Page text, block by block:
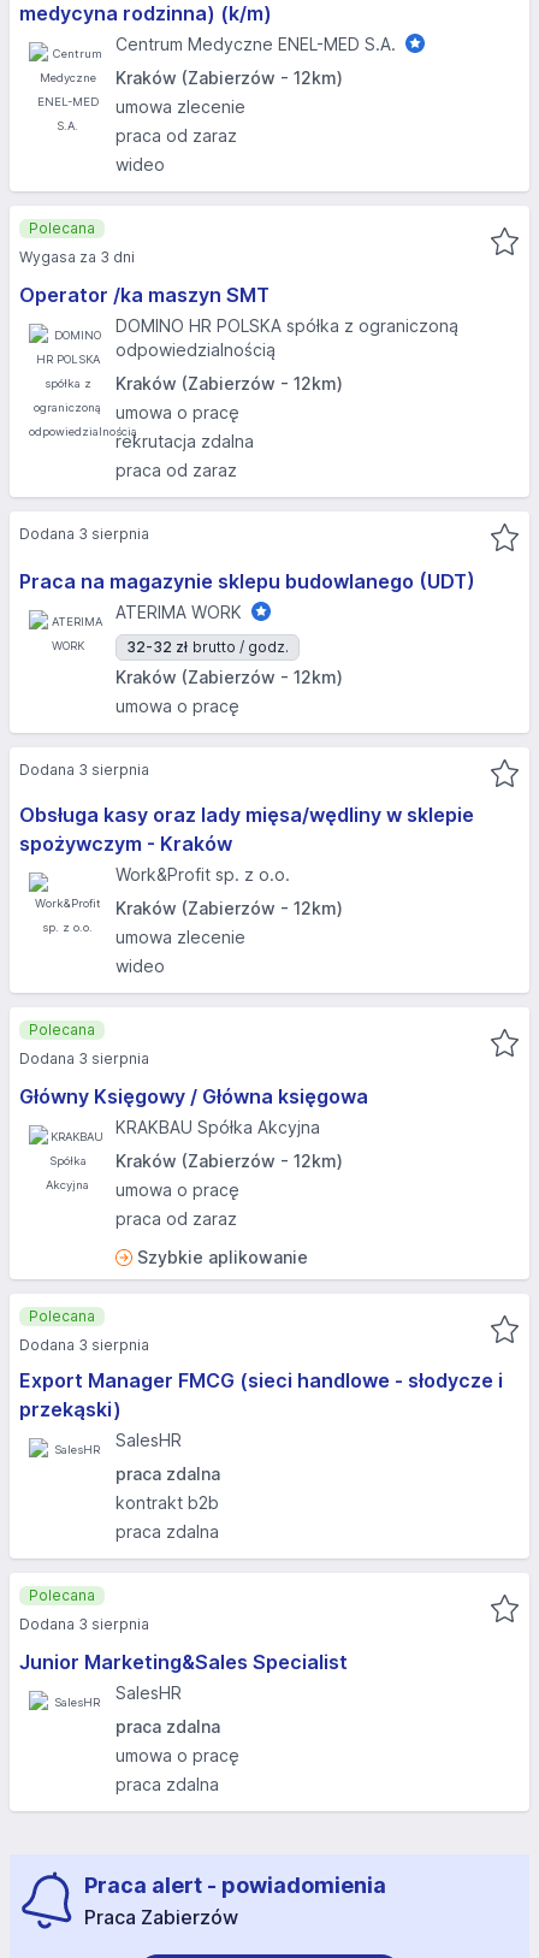
medycyna rodzinna) (k/m)
Centrum Medyczne ENEL-MED S.A.
Kraków (Zabierzów - 12km)
umowa zlecenie
praca od zaraz
wideo
Operator /ka maszyn SMT
DOMINO HR POLSKA spółka z ograniczoną
odpowiedzialnością
Kraków (Zabierzów - 12km)
umowa o pracę
rekrutacja zdalna
praca od zaraz
Polecana
Wygasa za 3 dni
Praca na magazynie sklepu budowlanego (UDT)
ATERIMA WORK
32-32 zł brutto / godz.
Kraków (Zabierzów - 12km)
umowa o pracę
Dodana 3 sierpnia
Obsługa kasy oraz lady mięsa/wędliny w sklepie
spożywczym - Kraków
Work&Profit sp. z o.o.
Kraków (Zabierzów - 12km)
umowa zlecenie
wideo
Dodana 3 sierpnia
Główny Księgowy / Główna księgowa
KRAKBAU Spółka Akcyjna
Kraków (Zabierzów - 12km)
umowa o pracę
praca od zaraz
Szybkie aplikowanie
Polecana
Dodana 3 sierpnia
Export Manager FMCG (sieci handlowe - słodycze i
przekąski)
SalesHR
praca zdalna
kontrakt b2b
praca zdalna
Polecana
Dodana 3 sierpnia
Junior Marketing&Sales Specialist
SalesHR
praca zdalna
umowa o pracę
praca zdalna
Polecana
Dodana 3 sierpnia
Praca alert - powiadomienia
Praca Zabierzów